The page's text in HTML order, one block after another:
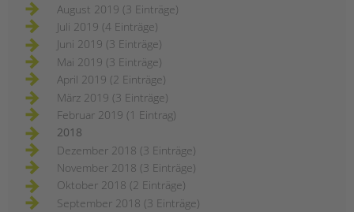
August 2019 (3 Einträge)
Juli 2019 (4 Einträge)
Juni 2019 (3 Einträge)
Mai 2019 (3 Einträge)
April 2019 (2 Einträge)
März 2019 (3 Einträge)
Februar 2019 (1 Eintrag)
2018
Dezember 2018 (3 Einträge)
November 2018 (3 Einträge)
Oktober 2018 (2 Einträge)
September 2018 (3 Einträge)